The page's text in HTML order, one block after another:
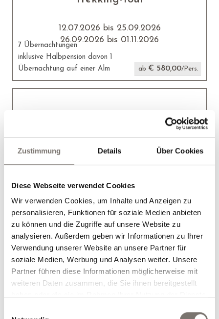
Zustimmung Details Über Cookies
Diese Webseite verwendet Cookies
Wir verwenden Cookies, um Inhalte und Anzeigen zu
personalisieren, Funktionen für soziale Medien anbieten
zu können und die Zugriffe auf unsere Website zu
analysieren. Außerdem geben wir Informationen zu Ihrer
Verwendung unserer Website an unsere Partner für
soziale Medien, Werbung und Analysen weiter. Unsere
Partner führen diese Informationen möglicherweise mit
weiteren Daten zusammen, die Sie ihnen bereitgestellt
12.07.2026 bis 25.09.2026
26.09.2026 bis 01.11.2026
7 Übernachtungen
inklusive Halbpension davon 1
Übernachtung auf einer Alm
ab € 580,00/Pers.
Berg-Aktiv-Paket
12.07.2026 bis 25.09.2026
26.09.2026 bis 01.11.2026
7 Übernachtungen
inklusive Halbpension
ab€ 588,00/Pers.